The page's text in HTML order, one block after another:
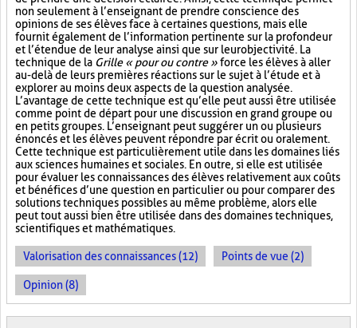
non seulement à l’enseignant de prendre conscience des
opinions de ses élèves face à certaines questions, mais elle
fournit également de l’information pertinente sur la profondeur
et l’étendue de leur analyse ainsi que sur leur objectivité. La
technique de la Grille « pour ou contre »force les élèves à aller
au-delà de leurs premières réactions sur le sujet à l’étude et à
explorer au moins deux aspects de la question analysée.
L’avantage de cette technique est qu’elle peut aussi être utilisée
comme point de départ pour une discussion en grand groupe ou
en petits groupes. L’enseignant peut suggérer un ou plusieurs
énoncés et les élèves peuvent répondre par écrit ou oralement.
Cette technique est particulièrement utile dans les domaines liés
aux sciences humaines et sociales. En outre, si elle est utilisée
pour évaluer les connaissances des élèves relativement aux coûts
et bénéfices d’une question en particulier ou pour comparer des
solutions techniques possibles au même problème, alors elle
peut tout aussi bien être utilisée dans des domaines techniques,
scientifiques et mathématiques.
Valorisation des connaissances (12) Points de vue (2)
Opinion (8)